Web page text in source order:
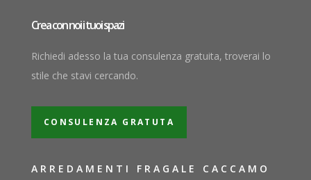
Crea con noi i tuoi spazi
Richiedi adesso la tua consulenza gratuita, troverai lo
stile che stavi cercando.
CONSULENZA GRATUTA
ARREDAMENTI FRAGALE CACCAMO